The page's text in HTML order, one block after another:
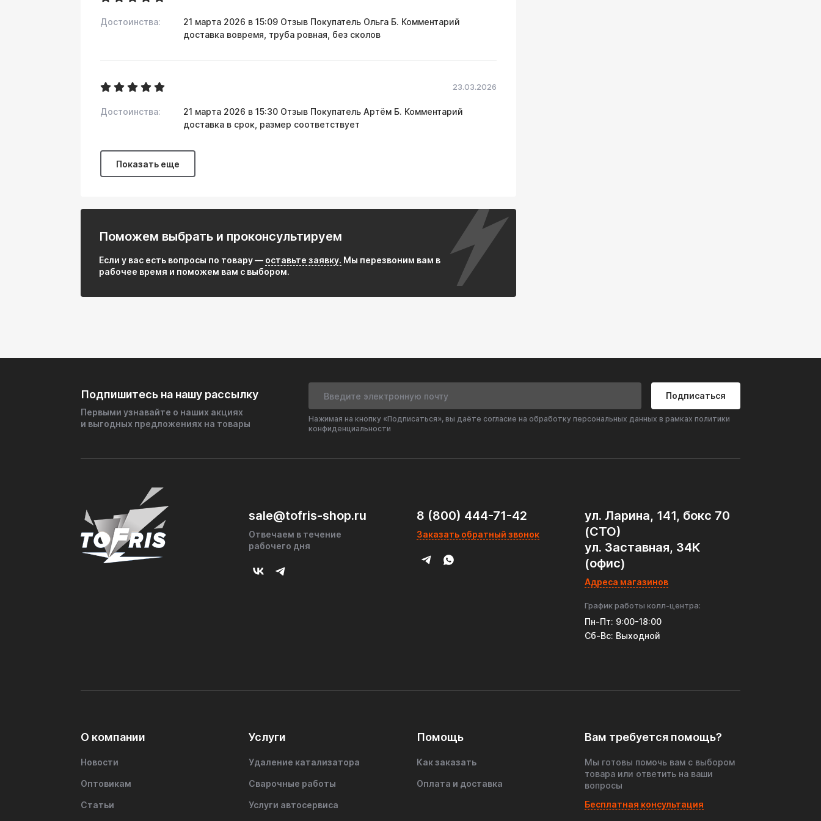
Компоненты промышленных печей и нагревательных установок
Конструктивные элементы, где требуется устойчивая к окислению труба при умеренной
Достоинства:
21 марта 2026 в 15:09 Отзыв Покупатель Ольга Б. Комментарий
доставка вовремя, труба ровная, без сколов
23.03.2026
Достоинства:
21 марта 2026 в 15:30 Отзыв Покупатель Артём Б. Комментарий
доставка в срок, размер соответствует
Показать еще
Поможем выбрать и проконсультируем
Если у вас есть вопросы по товару — оставьте заявку. Мы перезвоним вам в
рабочее время и поможем вам с выбором.
Подпишитесь на нашу рассылку
Первыми узнавайте о наших акциях
и выгодных предложениях на товары
Подписаться
Нажимая на кнопку «Подписаться», вы даёте согласие на обработку персональных данных в рамках политики
конфиденциальности
sale@tofris-shop.ru
Отвечаем в течение
рабочего дня
8 (800) 444-71-42
Заказать обратный звонок
ул. Ларина, 141, бокс 70
(СТО)
ул. Заставная, 34К
(офис)
Адреса магазинов
График работы колл-центра:
Пн-Пт: 9:00-18:00
Cб-Вс: Выходной
О компании
Новости
Оптовикам
Статьи
Услуги
Удаление катализатора
Сварочные работы
Услуги автосервиса
Помощь
Как заказать
Оплата и доставка
Вам требуется помощь?
Мы готовы помочь вам с выбором
товара или ответить на ваши
вопросы
Бесплатная консультация